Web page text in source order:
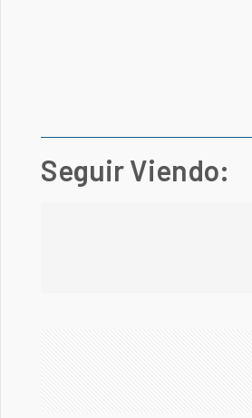
Seguir Viendo: